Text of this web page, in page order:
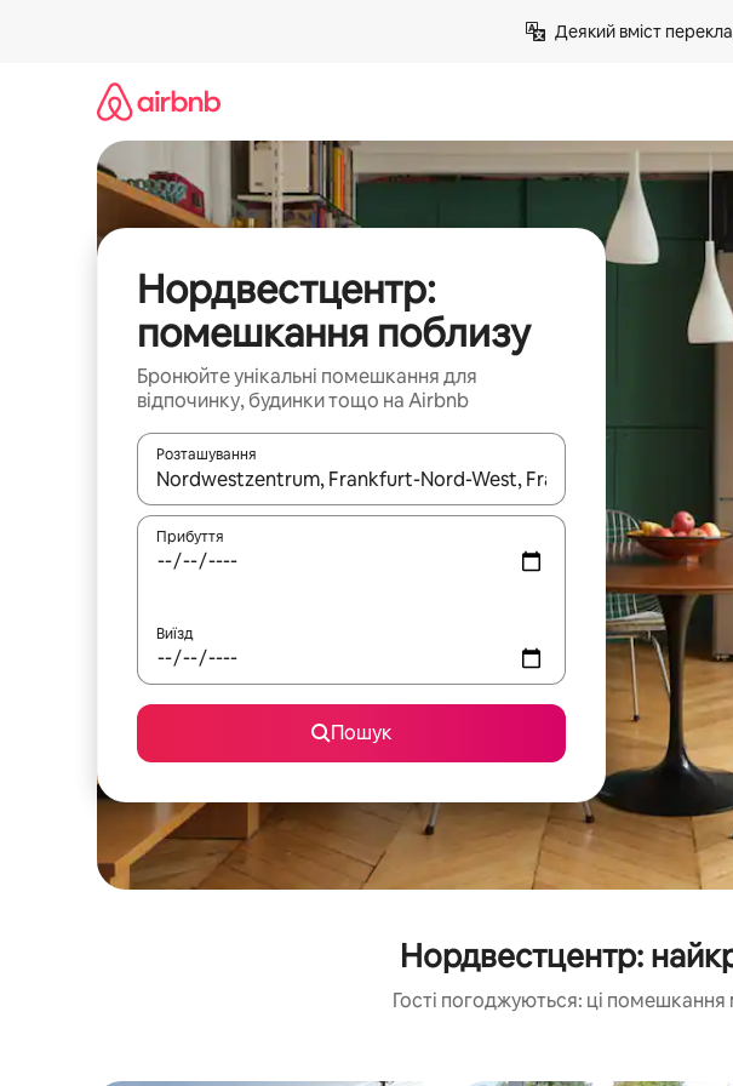
Деякий вміст
Нордвестцентр:
помешкання поблизу
Бронюйте унікальні помешкання для
відпочинку, будинки тощо на Airbnb
Розташування
Отримавши результати пошуку, використовуйте для навігації
Прибуття
Виїзд
Пошук
Нордвестцентр:
Гості погоджуються: ці помешкання